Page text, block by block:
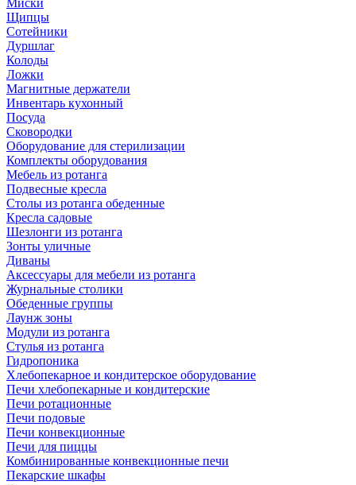
Миски
Щипцы
Сотейники
Дуршлаг
Колоды
Ложки
Магнитные держатели
Инвентарь кухонный
Посуда
Сковородки
Оборудование для стерилизации
Комплекты оборудования
Мебель из ротанга
Подвесные кресла
Столы из ротанга обеденные
Кресла садовые
Шезлонги из ротанга
Зонты уличные
Диваны
Аксессуары для мебели из ротанга
Журнальные столики
Обеденные группы
Лаунж зоны
Модули из ротанга
Стулья из ротанга
Гидропоника
Хлебопекарное и кондитерское оборудование
Печи хлебопекарные и кондитерские
Печи ротационные
Печи подовые
Печи конвекционные
Печи для пиццы
Комбинированные конвекционные печи
Пекарские шкафы